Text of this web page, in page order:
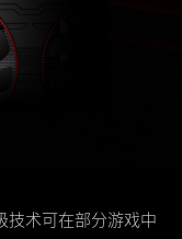
技术可在部分游戏中